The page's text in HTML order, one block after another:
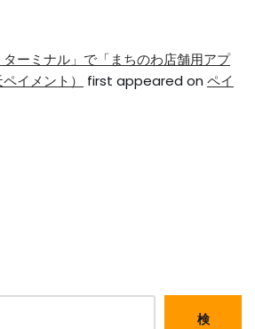
ターミナル」で「まちのわ店舗用アプ
イメント）
first appeared on ペイ
検